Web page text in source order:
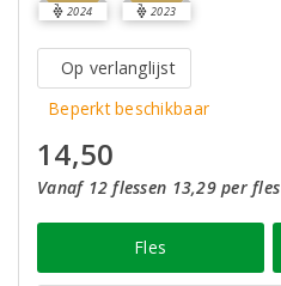
2024 2023
Op verlanglijst
Beperkt beschikbaar
14,50
Vanaf 12 flessen 13,29 per fles
Fles